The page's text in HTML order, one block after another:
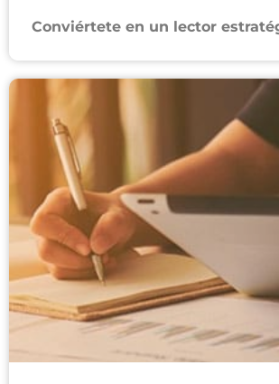
Conviértete en un lector